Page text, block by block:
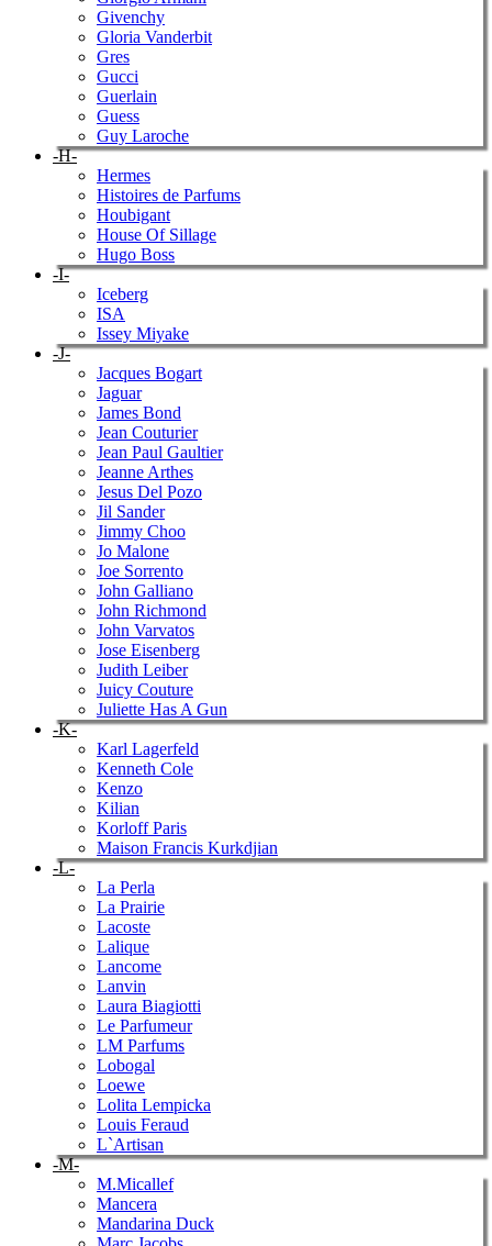
Givenchy
Gloria Vanderbit
Gres
Gucci
Guerlain
Guess
Guy Laroche
-H-
Hermes
Histoires de Parfums
Houbigant
House Of Sillage
Hugo Boss
-I-
Iceberg
ISA
Issey Miyake
-J-
Jacques Bogart
Jaguar
James Bond
Jean Couturier
Jean Paul Gaultier
Jeanne Arthes
Jesus Del Pozo
Jil Sander
Jimmy Choo
Jo Malone
Joe Sorrento
John Galliano
John Richmond
John Varvatos
Jose Eisenberg
Judith Leiber
Juicy Couture
Juliette Has A Gun
-K-
Karl Lagerfeld
Kenneth Cole
Kenzo
Kilian
Korloff Paris
Maison Francis Kurkdjian
-L-
La Perla
La Prairie
Lacoste
Lalique
Lancome
Lanvin
Laura Biagiotti
Le Parfumeur
LM Parfums
Lobogal
Loewe
Lolita Lempicka
Louis Feraud
L`Artisan
-M-
M.Micallef
Mancera
Mandarina Duck